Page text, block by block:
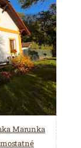
Marunka